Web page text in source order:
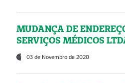
MUDANÇA DE
SERVIÇOS MÉDICOS
03 de Novembro de 2020